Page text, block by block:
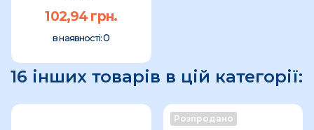
102,94 грн.
в наявності:0
16 інших товарів в цій категорії:
Розпродано